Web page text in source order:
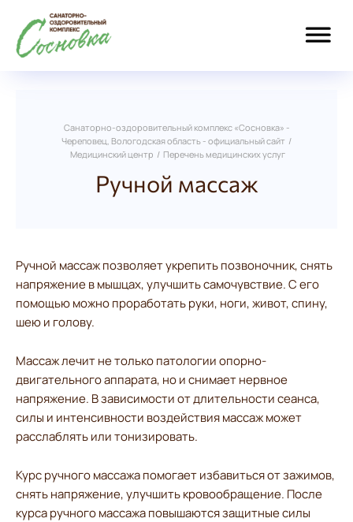
Санаторно-оздоровительный комплекс «Сосновка» -
Череповец, Вологодская область - официальный сайт /
Медицинский центр / Перечень медицинских услуг
Ручной массаж
Ручной массаж позволяет укрепить позвоночник, снять
напряжение в мышцах, улучшить самочувствие. С его
помощью можно проработать руки, ноги, живот, спину,
шею и голову.
Массаж лечит не только патологии опорно-
двигательного аппарата, но и снимает нервное
напряжение. В зависимости от длительности сеанса,
силы и интенсивности воздействия массаж может
расслаблять или тонизировать.
Курс ручного массажа помогает избавиться от зажимов,
снять напряжение, улучшить кровообращение. После
курса ручного массажа повышаются защитные силы